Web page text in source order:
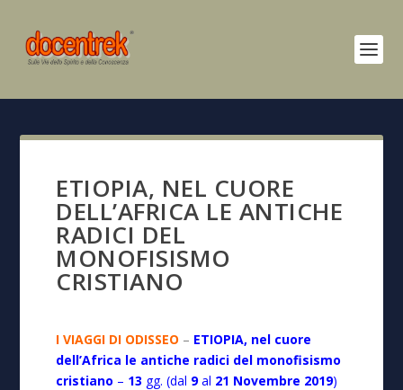
ETIOPIA, NEL CUORE
DELL’AFRICA LE ANTICHE
RADICI DEL
MONOFISISMO
CRISTIANO
I VIAGGI DI ODISSEO – ETIOPIA, nel cuore
dell’Africa le antiche radici del monofisismo
cristiano – 13 gg. (dal 9al 21 Novembre 2019)